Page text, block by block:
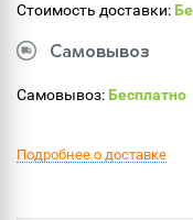
Стоимость доставки:
Самовывоз
Самовывоз:Бесплатно
Подробнее о доставке